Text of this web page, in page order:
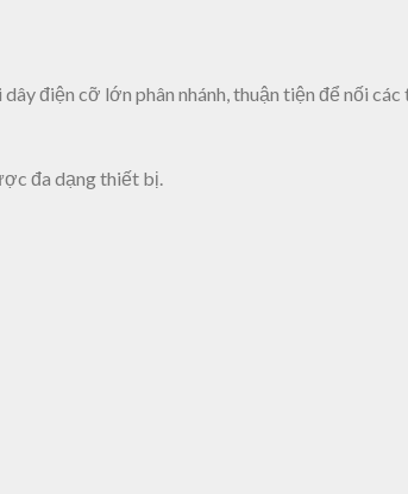
điện cỡ lớn phân nhánh, thuận tiện để nối
đa dạng thiết bị.